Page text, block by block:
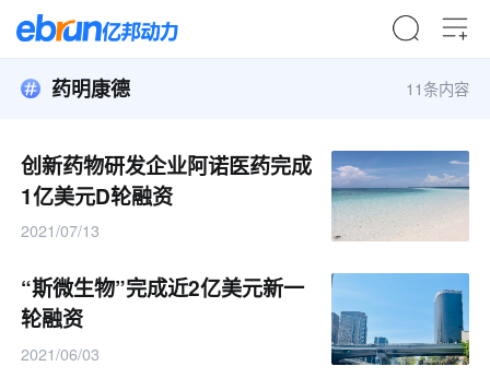
药明康德 11条内容
创新药物研发企业阿诺医药完成
1亿美元D轮融资
2021/07/13
“斯微生物”完成近2亿美元新一
轮融资
2021/06/03